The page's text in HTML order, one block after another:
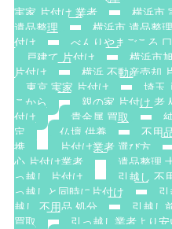
実家 片付け 業者
横浜市
遺品整理
横浜市 遺品整
付け
べんりやまごころ
戸建て 片付け
横浜市
片付け
横浜 不動産売却
東京 実家 片付け
埼玉
こから
親の家 片付け 老
付け
貴金属 買取
定
仏壇 供養 不用
携
片付け業者 選び方
心 片付け業者
遺品整理
っ越し 片付け
引越し 不
っ越しと同時に片付け
越し 不用品 処分
引越し
買取
引っ越し業者より安